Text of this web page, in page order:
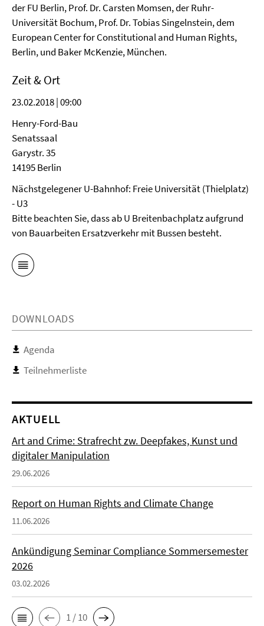
der FU Berlin, Prof. Dr. Carsten Momsen, der Ruhr-
Universität Bochum, Prof. Dr. Tobias Singelnstein, dem
European Center for Constitutional and Human Rights,
Berlin, und Baker McKenzie, München.
Zeit & Ort
23.02.2018 | 09:00
Henry-Ford-Bau
Senatssaal
Garystr. 35
14195 Berlin
Nächstgelegener U-Bahnhof: Freie Universität (Thielplatz)
- U3
Bitte beachten Sie, dass ab U Breitenbachplatz aufgrund
von Bauarbeiten Ersatzverkehr mit Bussen besteht.
DOWNLOADS
Agenda
Teilnehmerliste
AKTUELL
Art and Crime: Strafrecht zw. Deepfakes, Kunst und
digitaler Manipulation
29.06.2026
Report on Human Rights and Climate Change
11.06.2026
Ankündigung Seminar Compliance Sommersemester
2026
03.02.2026
1 / 10